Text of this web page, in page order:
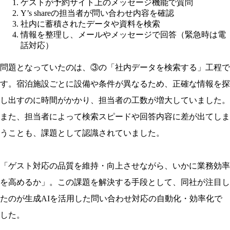
ゲストが予約サイト上のメッセージ機能で質問
Y’s shareの担当者が問い合わせ内容を確認
社内に蓄積されたデータや資料を検索
情報を整理し、メールやメッセージで回答（緊急時は電
話対応）
問題となっていたのは、③の 「社内データを検索する」工程で
す。宿泊施設ごとに設備や条件が異なるため、正確な情報を探
し出すのに時間がかかり、担当者の工数が増大していました。
また、 担当者によって検索スピードや回答内容に差が出てしま
う ことも、課題として認識されていました。
「ゲスト対応の品質を維持・向上させながら、いかに業務効率
を高めるか」。この課題を解決する手段として、同社が注目し
たのが生成AIを活用した問い合わせ対応の自動化・効率化で
した。